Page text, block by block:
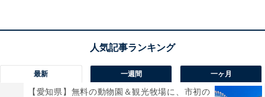
最新 一週間 一ヶ月
【愛知県】無料の動物園＆観光牧場に、市初の